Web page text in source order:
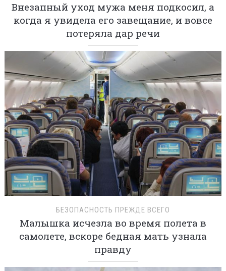
Внезапный уход мужа меня подкосил, а
когда я увидела его завещание, и вовсе
потеряла дар речи
БЕЗОПАСНОСТЬ ПРЕЖДЕ ВСЕГО
Малышка исчезла во время полета в
самолете, вскоре бедная мать узнала
правду